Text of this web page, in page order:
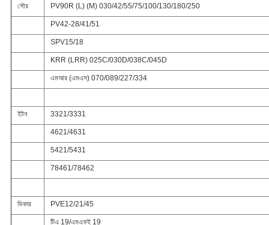
সৌর PV90R (L) (M) 030/42/55/75/100/130/180/250
PV42-28/41/51
SPV15/18
KRR (LRR) 025C/030D/038C/045D
এমআর (এমএস) 070/089/227/334
ইটন 3321/3331
4621/4631
5421/5431
78461/78462
ভিকার PVE12/21/45
টিএ 19/এমএফই 19